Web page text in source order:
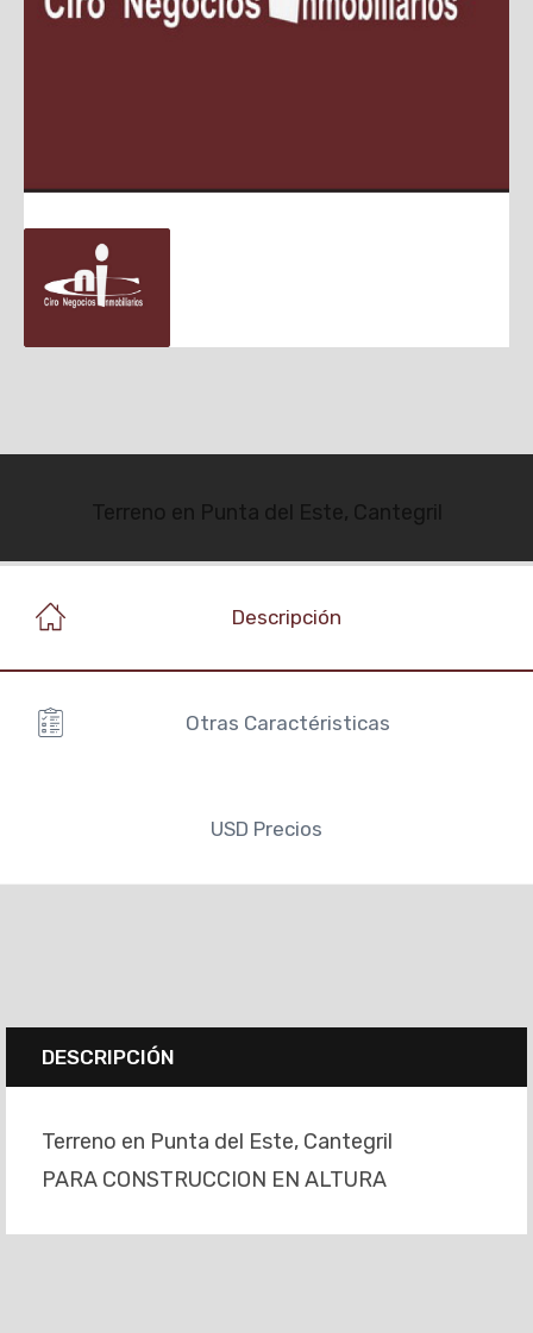
Terreno en Punta del Este, Cantegril
Descripción
Otras Caractéristicas
USD Precios
DESCRIPCIÓN
Terreno en Punta del Este, Cantegril
PARA CONSTRUCCION EN ALTURA